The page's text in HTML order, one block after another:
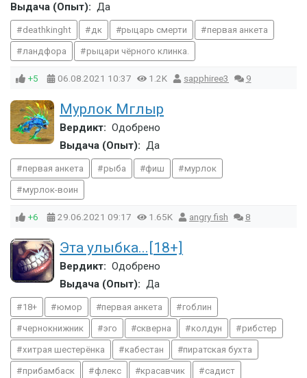
Выдача (Опыт): Да
deathkinght дк рыцарь смерти первая анкета
ландфора рыцари чёрного клинка.
+5 06.08.2021 10:37 1.2K sapphiree3 9
Мурлок Мглыр
Вердикт: Одобрено
Выдача (Опыт): Да
первая анкета рыба фиш мурлок
мурлок-воин
+6 29.06.2021 09:17 1.65K angry fish 8
Эта улыбка...[18+]
Вердикт: Одобрено
Выдача (Опыт): Да
18+ юмор первая анкета гоблин
чернокнижник эго скверна колдун рибстер
хитрая шестерёнка кабестан пиратская бухта
прибамбаск флекс красавчик садист